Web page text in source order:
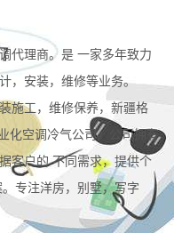
代理商。是 一家多年致力
，安装，维修等业务。
施工，维修保养，新疆格
化空调冷气公司。公司拥有
客户的 不同需求，提供个
专注洋房，别墅，写字